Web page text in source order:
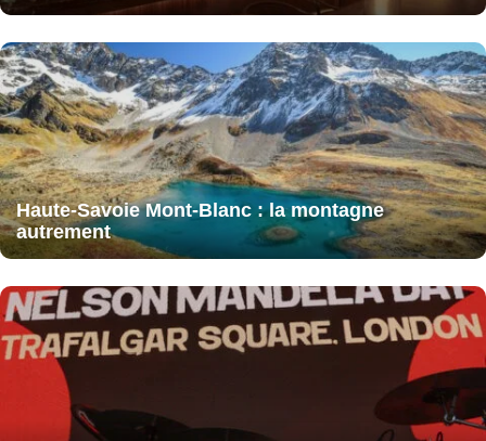
Haute-Savoie Mont-Blanc : la montagne
autrement